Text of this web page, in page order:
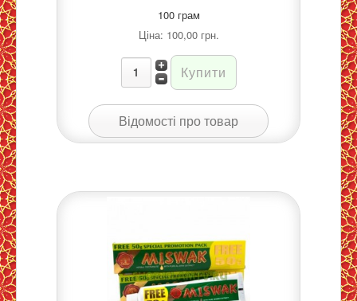
100 грам
Ціна: 100,00 грн.
Відомості про товар